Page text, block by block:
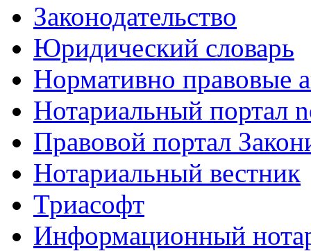
Законодательство
Юридический словарь
Нормативно правовые
Нотариальный портал
Правовой портал
Нотариальный вестник
Триасофт
Информационный